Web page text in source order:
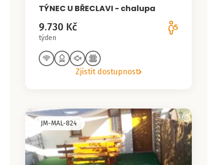
TÝNEC U BŘECLAVI - chalupa
9.730 Kč
týden
5
Zjistit dostupnost
JM-MAL-824